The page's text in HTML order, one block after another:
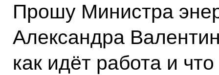
Прошу Министра
Александра
как идёт работа и